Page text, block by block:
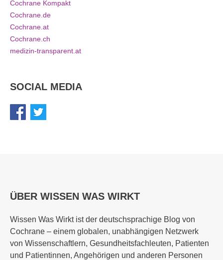
Cochrane Kompakt
Cochrane.de
Cochrane.at
Cochrane.ch
medizin-transparent.at
SOCIAL MEDIA
ÜBER WISSEN WAS WIRKT
Wissen Was Wirkt ist der deutschsprachige Blog von
Cochrane – einem globalen, unabhängigen Netzwerk
von Wissenschaftlern, Gesundheitsfachleuten, Patienten
und Patientinnen, Angehörigen und anderen Personen